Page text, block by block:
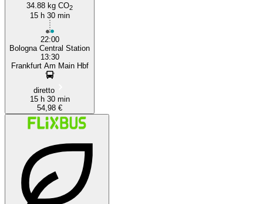
34.88 kg CO2
15 h 30 min
22:00
Bologna Central Station
13:30
Frankfurt Am Main Hbf
diretto
15 h 30 min
54,98 €